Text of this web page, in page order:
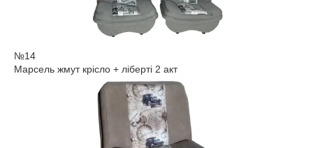
№14
Марсель жмут крісло + ліберті 2 акт